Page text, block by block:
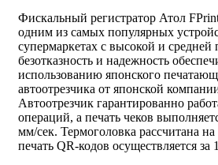
Фискальный регистратор Атол
одним из самых популярных
супермаркетах с высокой и
безотказность и надежность
использованию японского
автоотрезчика от японской
Автоотрезчик гарантированно
операций, а печать чеков
мм/сек. Термоголовка рассчитана
печать QR-кодов осуществляется за